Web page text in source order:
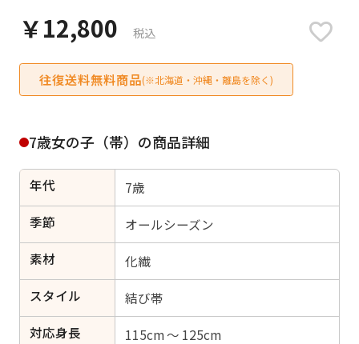
ご利用される方
女性 男性 女の子
キャンセル 検索する
￥12,800 税込
往復送料無料商品(※北海道・沖縄・離島を除く)
7歳女の子（帯）の商品詳細
年代
7歳
季節
オールシーズン
素材
化繊
スタイル
結び帯
対応身長
115cm ～ 125cm